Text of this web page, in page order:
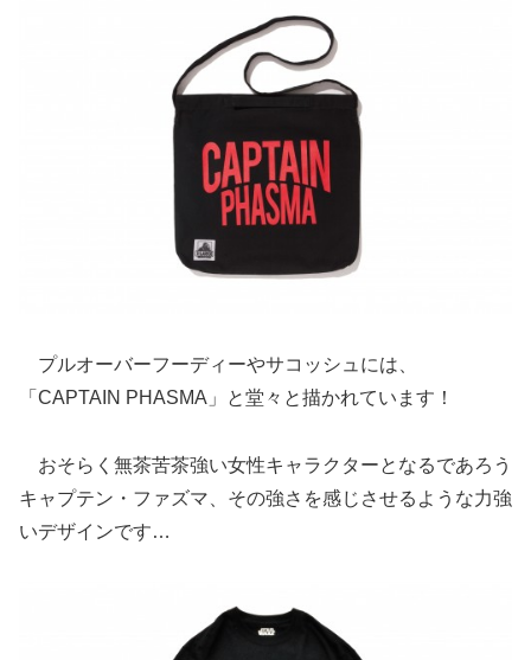
プルオーバーフーディーやサコッシュには、
「CAPTAIN PHASMA」と堂々と描かれています！
おそらく無茶苦茶強い女性キャラクターとなるであろう
キャプテン・ファズマ、その強さを感じさせるような力強
いデザインです…